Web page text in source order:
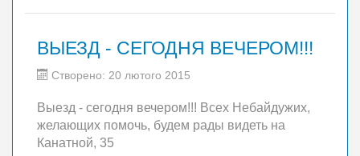
ВЫЕЗД - СЕГОДНЯ ВЕЧЕРОМ!!!
Створено: 20 лютого 2015
Выезд - сегодня вечером!!! Всех Небайдужих,
желающих помочь, будем рады видеть на
Канатной, 35